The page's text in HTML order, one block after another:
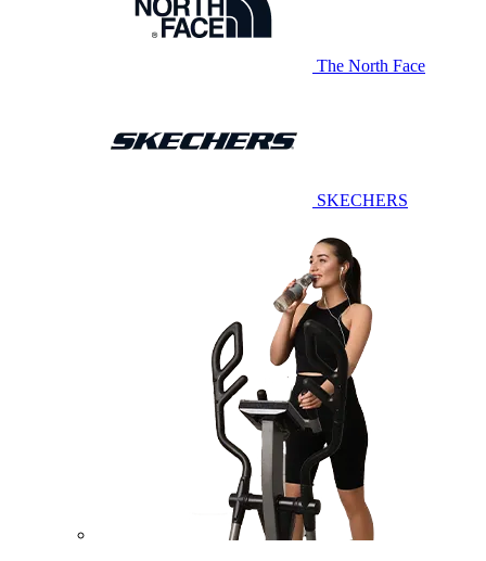
The North Face
SKECHERS